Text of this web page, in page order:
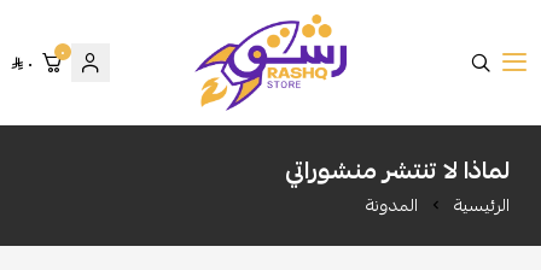
متجر رشق
٠ ٠
لماذا لا تنتشر منشوراتي
الرئيسية المدونة